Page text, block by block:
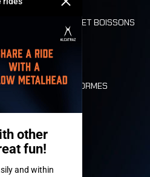
ALIMENTATION ET BOISSONS
LONE WOLVES
PLAN
DEATH RIDE
VALEURS ET NORMES
HISTOIRE